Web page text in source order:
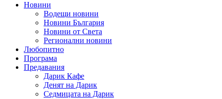
Новини
Водещи новини
Новини България
Новини от Света
Регионални новини
Любопитно
Програма
Предавания
Дарик Кафе
Денят на Дарик
Седмицата на Дарик